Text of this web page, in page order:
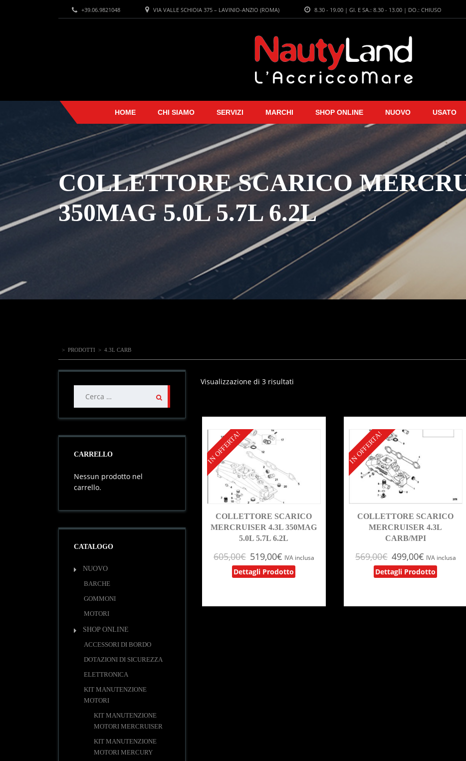
8.30 - 19.00 | GI. E SA.: 8.30 - 13.00 | DO.: CHIUSO
VIA VALLE SCHIOIA 375 – LAVINIO-ANZIO (ROMA)
+39.06.9821048
HOME CHI SIAMO SERVIZI MARCHI SHOP ONLINE NUOVO USATO
COLLETTORE SCARICO
350MAG 5.0L 5.7L 6.2L
> PRODOTTI > 4.3L CARB
Visualizzazione di 3 risultati
IN OFFERTA!
COLLETTORE SCARICO
MERCRUISER 4.3L 350MAG
5.0L 5.7L 6.2L
605,00€ 519,00€ IVA inclusa
Dettagli Prodotto
IN OFFERTA!
COLLETTORE SCARICO
MERCRUISER 4.3L
CARB/MPI
569,00€ 499,00€ IVA inclusa
Dettagli Prodotto
per:
CARRELLO
Nessun prodotto nel
carrello.
CATALOGO
NUOVO
BARCHE
GOMMONI
MOTORI
SHOP ONLINE
ACCESSORI DI BORDO
DOTAZIONI DI SICUREZZA
ELETTRONICA
KIT MANUTENZIONE
MOTORI
KIT MANUTENZIONE
MOTORI MERCRUISER
KIT MANUTENZIONE
MOTORI MERCURY